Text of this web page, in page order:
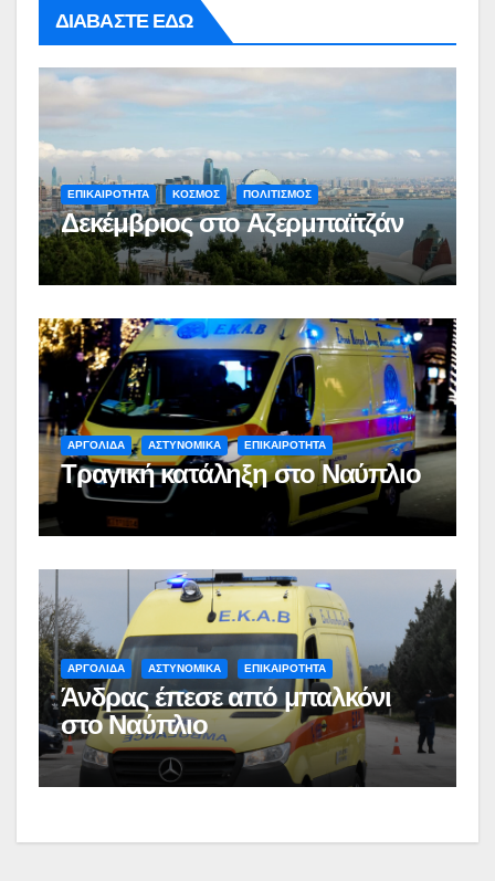
ΔΙΑΒΑΣΤΕ ΕΔΩ
ΕΠΙΚΑΙΡΟΤΗΤΑ ΚΟΣΜΟΣ ΠΟΛΙΤΙΣΜΟΣ
Δεκέμβριος στο Αζερμπαϊτζάν
ΑΡΓΟΛΙΔΑ ΑΣΤΥΝΟΜΙΚΑ ΕΠΙΚΑΙΡΟΤΗΤΑ
Τραγική κατάληξη στο Ναύπλιο
ΑΡΓΟΛΙΔΑ ΑΣΤΥΝΟΜΙΚΑ ΕΠΙΚΑΙΡΟΤΗΤΑ
Άνδρας έπεσε από μπαλκόνι
στο Ναύπλιο